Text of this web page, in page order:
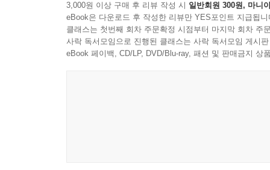
만들어낸다. 이 의미의 모형은 구체적인 감각에
있으며 축적되고, 반복된 경험에 의해 계속 변화한
3장. 종교교육자/ 제작소 컨설턴트의 역할
3,000원 이상 구매 후 리뷰 작성 시 일반회원 300원, 마니
eBook은 다운로드 후 작성한 리뷰만 YES포인트 지급됩니
클래스는 첫번째 회차 주문확정 시점부터 마지막 회차 주
사락 독서모임으로 진행된 클래스는 사락 독서모임 게시
eBook 페이백, CD/LP, DVD/Blu-ray, 패션 및 판매금지 상